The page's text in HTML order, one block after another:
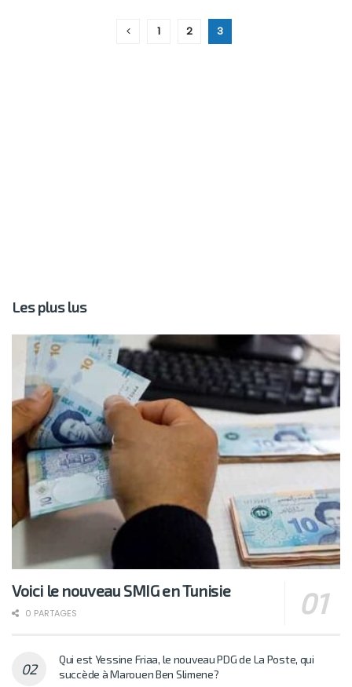
1 2 3
Les plus lus
Voici le nouveau SMIG en Tunisie
0 PARTAGES
Qui est Yessine Friaa, le nouveau PDG de La Poste, qui
succède à Marouen Ben Slimene?